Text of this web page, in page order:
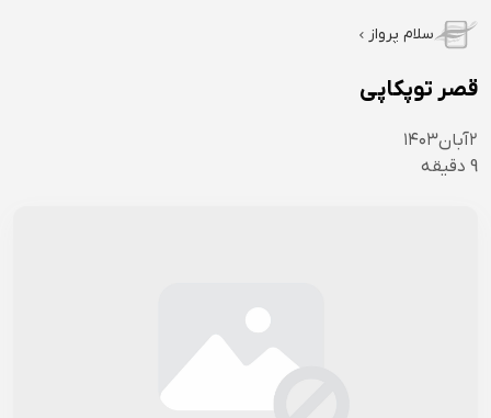
سلام پرواز
قصر توپکاپی
۲آبان۱۴۰۳
9 دقیقه